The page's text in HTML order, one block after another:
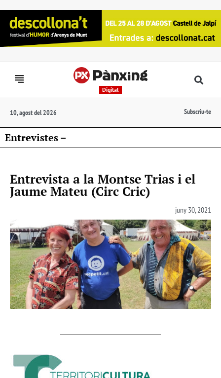
Digital
10, agost del 2026 Subscriu-te
Entrevistes –
Entrevista a la Montse Trias i el
Jaume Mateu (Circ Cric)
juny 30, 2021